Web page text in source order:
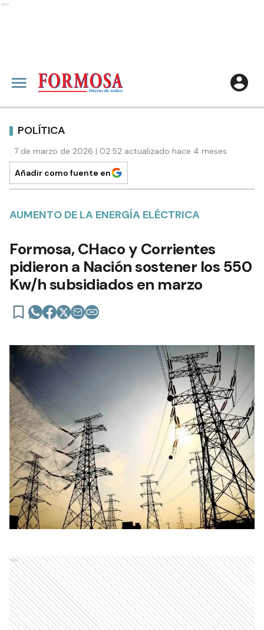
Ads
POLÍTICA
7 de marzo de 2026 | 02:52 actualizado hace 4 meses
Añadir como fuente en
AUMENTO DE LA ENERGÍA ELÉCTRICA
Formosa, CHaco y Corrientes
pidieron a Nación sostener los 550
Kw/h subsidiados en marzo
Ads